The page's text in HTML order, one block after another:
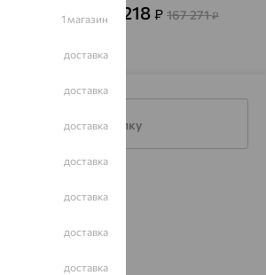
60 218 ₽ 167 271₽
Подписаться на рассылку
1 магазин
доставка
доставка
доставка
доставка
доставка
доставка
доставка